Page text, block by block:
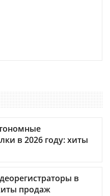
в 2026 году: хиты
в
продаж